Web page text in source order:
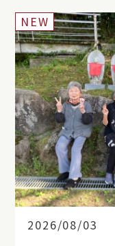
2026/08/03
NEW